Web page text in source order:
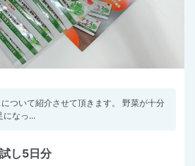
ついて紹介させて頂きます。 野菜が十分
になっ...
し5日分